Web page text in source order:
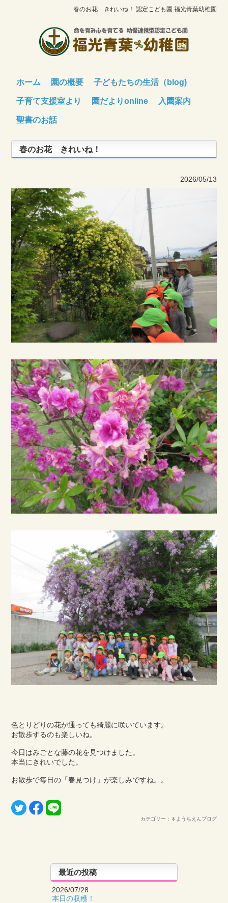
春のお花 きれいね！ 認定こども園 福光青葉幼稚園
ホーム 園の概要 子どもたちの生活（blog)
子育て支援室より 園だよりonline 入園案内
聖書のお話
春のお花 きれいね！
2026/05/13
色とりどりの花が通っても綺麗に咲いています。
お散歩するのも楽しいね。
今日はみごとな藤の花を見つけました。
本当にきれいでした。
お散歩で毎日の「春見つけ」が楽しみですね。。
カテゴリー：🌷ようちえんブログ
最近の投稿
2026/07/28
本日の収穫！